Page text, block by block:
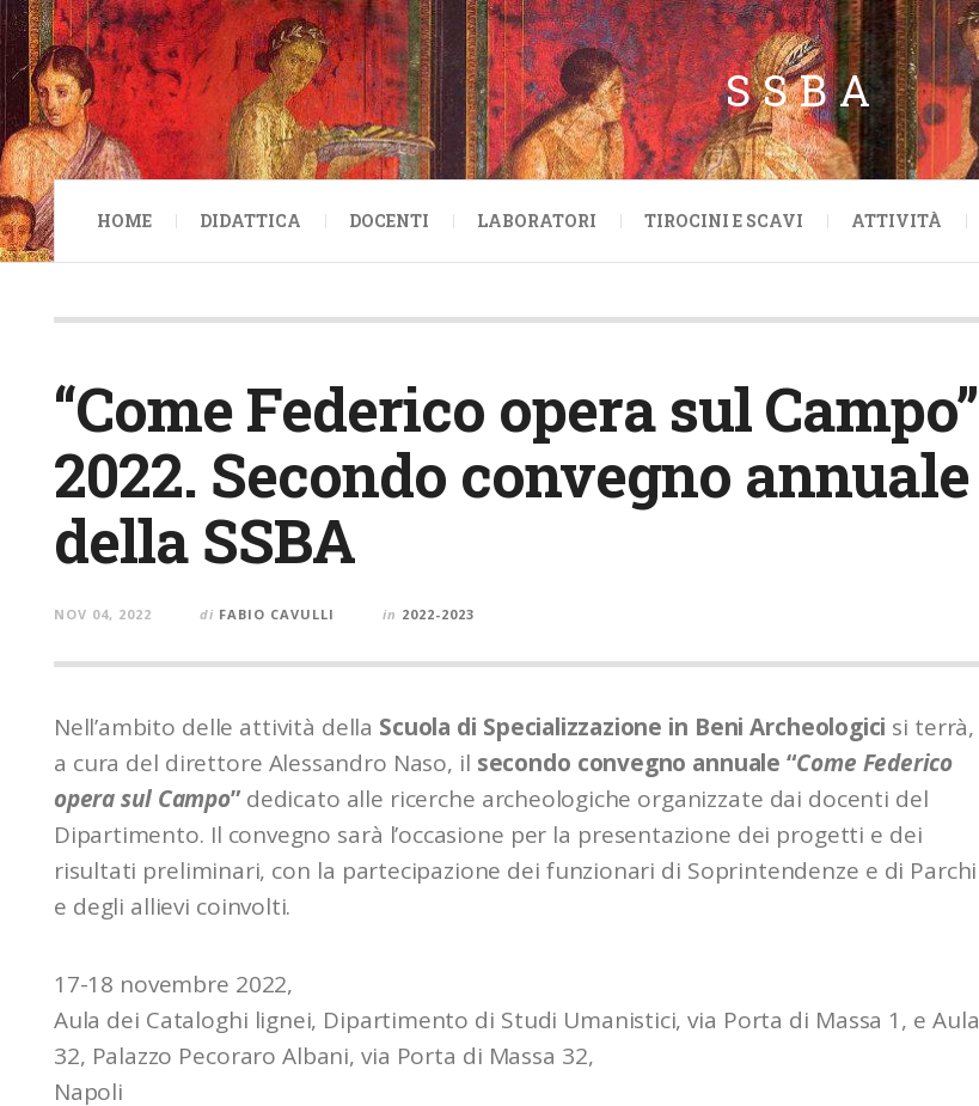
SSBA
HOME DIDATTICA DOCENTI LABORATORI TIROCINI E SCAVI ATTIVITÀ
“Come Federico opera sul Campo”
2022. Secondo convegno annuale
della SSBA
NOV 04, 2022 di FABIO CAVULLI in 2022-2023
Nell’ambito delle attività della Scuola di Specializzazione in Beni Archeologici si terrà,
a cura del direttore Alessandro Naso, il secondo convegno annuale “Come Federico
opera sul Campo”dedicato alle ricerche archeologiche organizzate dai docenti del
Dipartimento. Il convegno sarà l’occasione per la presentazione dei progetti e dei
risultati preliminari, con la partecipazione dei funzionari di Soprintendenze e di Parchi
e degli allievi coinvolti.
17-18 novembre 2022,
Aula dei Cataloghi lignei, Dipartimento di Studi Umanistici, via Porta di Massa 1, e Aula
32, Palazzo Pecoraro Albani, via Porta di Massa 32,
Napoli